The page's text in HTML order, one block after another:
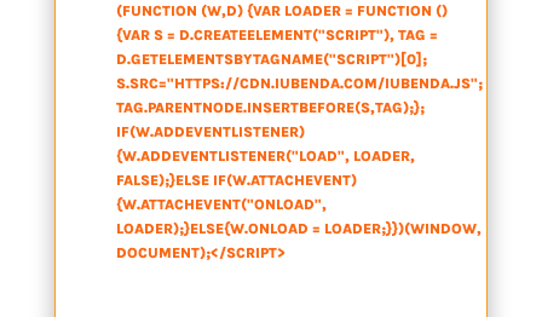
(FUNCTION (W,D) {VAR LOADER = FUNCTION ()
{VAR S = D.CREATEELEMENT("SCRIPT"), TAG =
D.GETELEMENTSBYTAGNAME("SCRIPT")[0];
S.SRC="HTTPS://CDN.IUBENDA.COM/IUBENDA.JS";
TAG.PARENTNODE.INSERTBEFORE(S,TAG);};
IF(W.ADDEVENTLISTENER)
{W.ADDEVENTLISTENER("LOAD", LOADER,
FALSE);}ELSE IF(W.ATTACHEVENT)
{W.ATTACHEVENT("ONLOAD",
LOADER);}ELSE{W.ONLOAD = LOADER;}})(WINDOW,
DOCUMENT);</SCRIPT>